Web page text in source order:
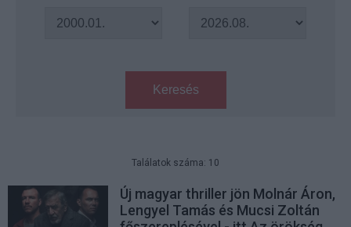
Keresés
Találatok száma: 10
Új magyar thriller jön Molnár Áron,
Lengyel Tamás és Mucsi Zoltán